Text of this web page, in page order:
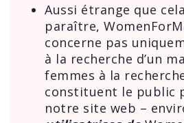
Aussi étrange que
paraître,
concerne pas
à la recherche d’un
femmes à la
constituent le public
notre site web –